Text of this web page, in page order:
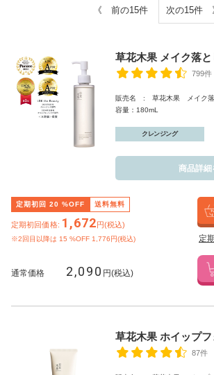
《 前の15件 次の15件
草花木果 メイク落
799件
販売名 : 草花木果 メイク
容量：180mL
クレンジング
商品詳細
定期初回 20 %OFF 送料無料
定期初回価格: 1,672円(税込)
※2回目以降は 15 %OFF 1,776円(税込) 定
通常価格 2,090 円(税込)
草花木果 ホイップフ
87件